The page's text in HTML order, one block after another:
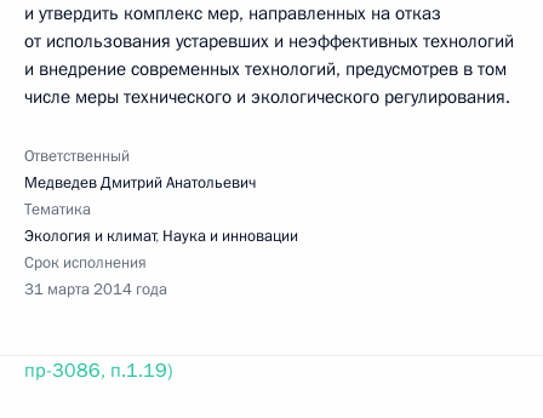
и утвердить комплекс мер, направленных на отказ
от использования устаревших и неэффективных технологий
и внедрение современных технологий, предусмотрев в том
числе меры технического и экологического регулирования.
Ответственный
Медведев Дмитрий Анатольевич
Тематика
Экология и климат, Наука и инновации
Срок исполнения
31 марта 2014 года
пр-3086, п.1.19)